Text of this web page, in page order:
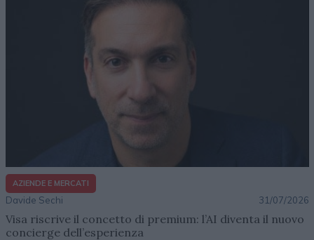
AZIENDE E MERCATI
Davide Sechi 31/07/2026
Visa riscrive il concetto di premium: l’AI diventa il nuovo
concierge dell’esperienza